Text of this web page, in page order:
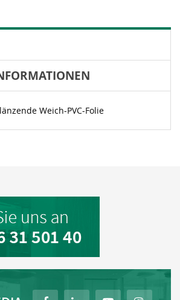
Weich-PVC-Folie